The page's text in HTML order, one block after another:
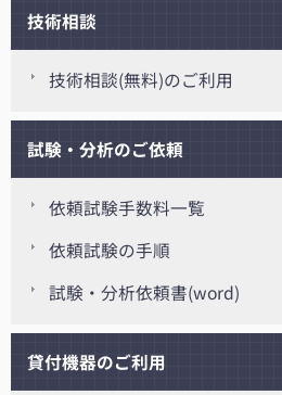
技術相談
技術相談(無料)のご利用
試験・分析のご依頼
依頼試験手数料一覧
依頼試験の手順
試験・分析依頼書(word)
貸付機器のご利用